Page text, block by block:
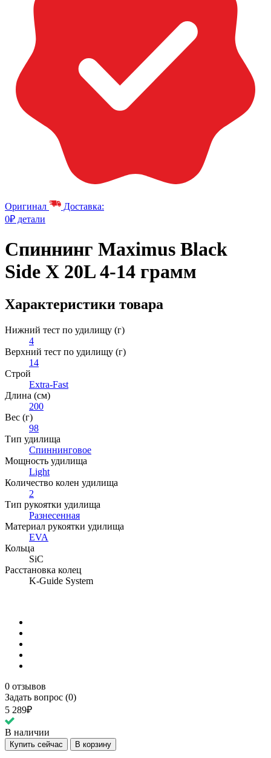
Оригинал
Доставка:
0₽ детали
Спиннинг Maximus Black
Side X 20L 4-14 грамм
Характеристики товара
Нижний тест по удилищу (г)
4
Верхний тест по удилищу (г)
14
Строй
Extra-Fast
Длина (см)
200
Вес (г)
98
Тип удилища
Спиннинговое
Мощность удилища
Light
Количество колен удилища
2
Тип рукоятки удилища
Разнесенная
Материал рукоятки удилища
EVA
Кольца
SiC
Расстановка колец
K-Guide System
0 отзывов
Задать вопрос (0)
5 289₽
В наличии
Купить сейчас В корзину